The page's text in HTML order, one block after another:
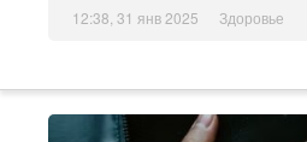
12:38, 31 янв 2025 Здоровье